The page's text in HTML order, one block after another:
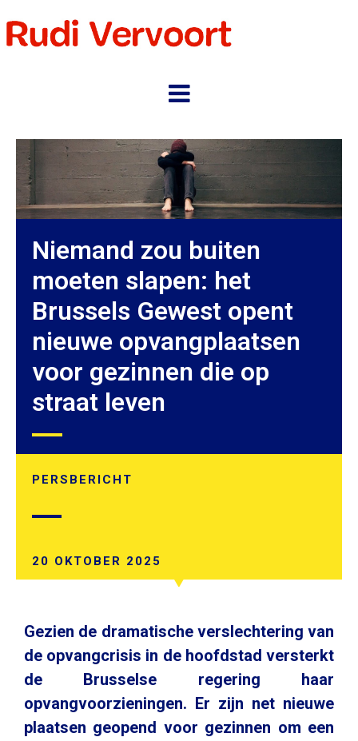
Niemand zou buiten
moeten slapen: het
Brussels Gewest opent
nieuwe opvangplaatsen
voor gezinnen die op
straat leven
PERSBERICHT
20 OKTOBER 2025
Gezien de dramatische verslechtering van
de opvangcrisis in de hoofdstad versterkt
de Brusselse regering haar
opvangvoorzieningen. Er zijn net nieuwe
plaatsen geopend voor gezinnen om een